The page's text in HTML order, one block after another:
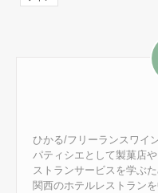
ひかる/フリーランスワイ
パティシエとして製菓店
ストランサービスを学ぶ
関西のホテルレストラン